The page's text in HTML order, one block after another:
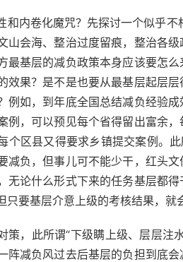
和内卷化魔咒？先探讨一个似乎
山会海、整治过度留痕，整治各
最基层的减负政策本身应该要怎
效果？是不是也要从最基层起层
例如，到年底全国总结减负经验
例，可以预见每个省得留出富余
个区县又得要求乡镇提交案例。
减负，但事儿可不能少干，红头
无论什么形式下来的任务基层都
只要基层介意上级的考核结果，就
策，此所谓“下级瞒上级、层层注
阵减负风过去后基层的负担到底